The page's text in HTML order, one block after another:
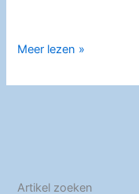
Automatisch
maken
Meer lezen »
Artikel zoeken